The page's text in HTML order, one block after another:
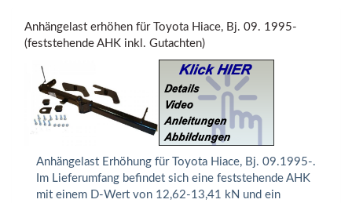
Anhängelast erhöhen für Toyota Hiace, Bj. 09. 1995-
(feststehende AHK inkl. Gutachten)
Anhängelast Erhöhung für Toyota Hiace, Bj. 09.1995-.
Im Lieferumfang befindet sich eine feststehende AHK
mit einem D-Wert von 12,62-13,41 kN und ein